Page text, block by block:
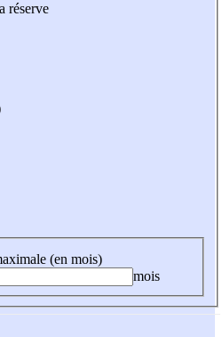
réserve
(en mois)
mois